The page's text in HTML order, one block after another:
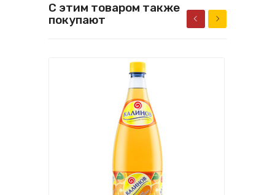
С этим товаром также
покупают